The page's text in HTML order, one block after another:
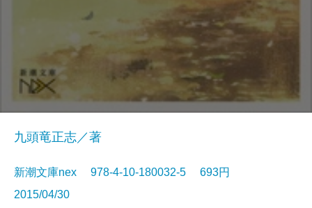
九頭竜正志／著
新潮文庫nex 978-4-10-180032-5 693円
2015/04/30